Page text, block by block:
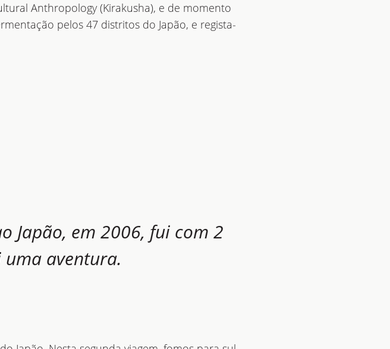
Anthropology (Kirakusha), e de momento
pelos 47 distritos do Japão, e regista-
Japão, em 2006, fui com 2
uma aventura.